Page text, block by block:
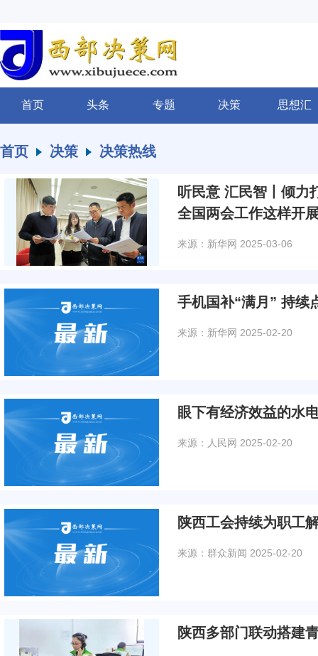
首页 头条 专题 决策 思想汇
首页 决策 决策热线
听民意 汇民智丨倾力
全国两会工作这样开
来源：新华网 2025-03-06
手机国补“满月” 持续
来源：新华网 2025-02-20
眼下有经济效益的水
来源：人民网 2025-02-20
陕西工会持续为职工
来源：群众新闻 2025-02-20
陕西多部门联动搭建